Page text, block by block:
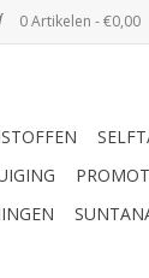
0 Artikelen - €0,00